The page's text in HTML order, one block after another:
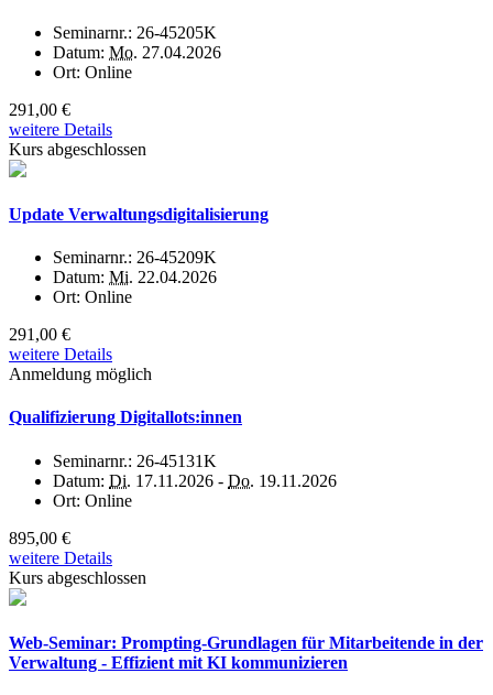
Seminarnr.: 26-45205K
Datum: Mo. 27.04.2026
Ort: Online
291,00 €
weitere Details
Kurs abgeschlossen
Update Verwaltungsdigitalisierung
Seminarnr.: 26-45209K
Datum: Mi. 22.04.2026
Ort: Online
291,00 €
weitere Details
Anmeldung möglich
Qualifizierung Digitallots:innen
Seminarnr.: 26-45131K
Datum: Di. 17.11.2026 - Do. 19.11.2026
Ort: Online
895,00 €
weitere Details
Kurs abgeschlossen
Web-Seminar: Prompting-Grundlagen für Mitarbeitende in der
Verwaltung - Effizient mit KI kommunizieren